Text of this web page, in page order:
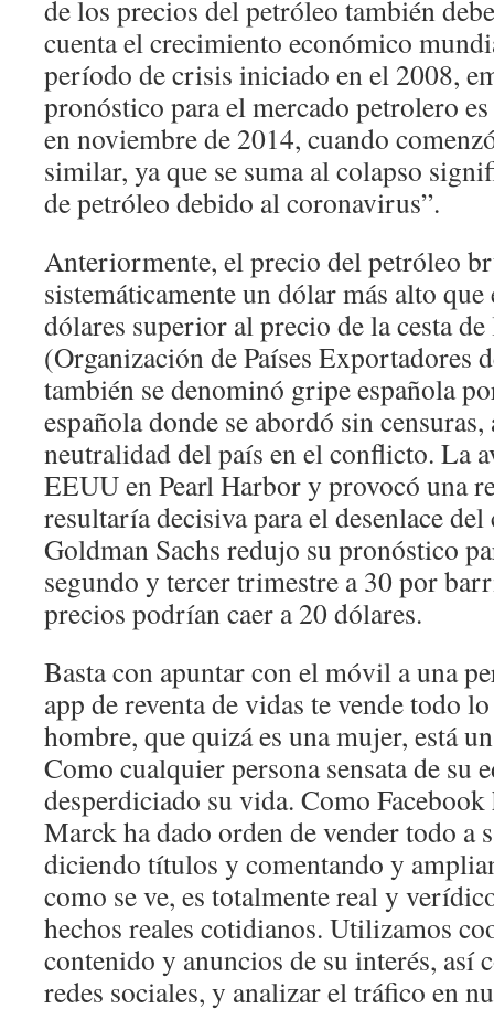
de los precios del petróleo también
cuenta el crecimiento económico
período de crisis iniciado en el 2008,
pronóstico para el mercado petrolero
en noviembre de 2014, cuando
similar, ya que se suma al colapso
de petróleo debido al coronavirus”.
Anteriormente, el precio del petróleo
sistemáticamente un dólar más alto
dólares superior al precio de la cesta de
(Organización de Países Exportadores
también se denominó gripe española
española donde se abordó sin censuras,
neutralidad del país en el conflicto. La
EEUU en Pearl Harbor y provocó una
resultaría decisiva para el desenlace
Goldman Sachs redujo su pronóstico
segundo y tercer trimestre a 30 por
precios podrían caer a 20 dólares.
Basta con apuntar con el móvil a una
app de reventa de vidas te vende todo
hombre, que quizá es una mujer, está
Como cualquier persona sensata de su
desperdiciado su vida. Como Facebook
Marck ha dado orden de vender todo a
diciendo títulos y comentando y
como se ve, es totalmente real y
hechos reales cotidianos. Utilizamos
contenido y anuncios de su interés, así
redes sociales, y analizar el tráfico en